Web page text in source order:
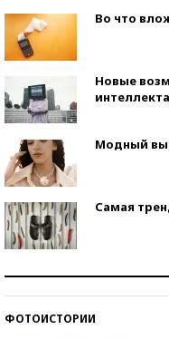
Во что
Новые
интеллекта
Модный
Самая
ФОТОИСТОРИИ